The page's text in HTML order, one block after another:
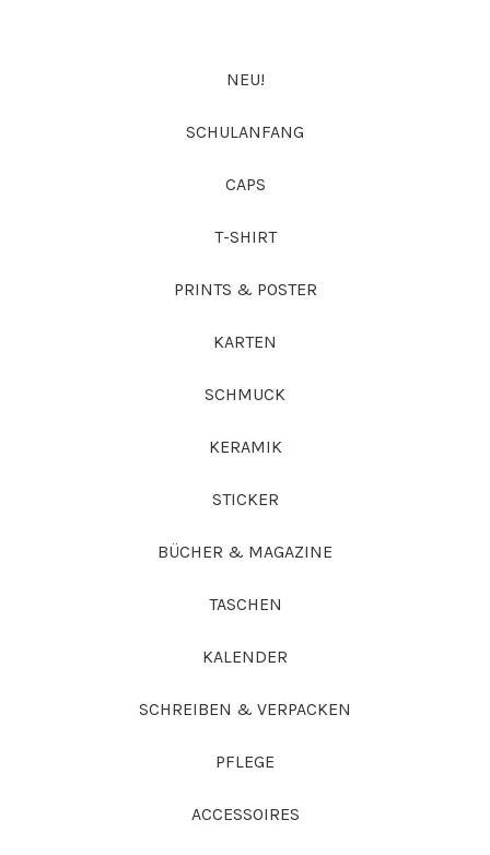
NEU!
SCHULANFANG
CAPS
T-SHIRT
PRINTS & POSTER
KARTEN
SCHMUCK
KERAMIK
STICKER
BÜCHER & MAGAZINE
TASCHEN
KALENDER
SCHREIBEN & VERPACKEN
PFLEGE
ACCESSOIRES